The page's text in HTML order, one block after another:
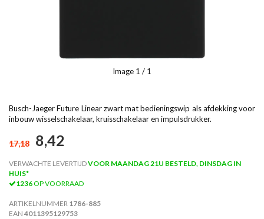
Image 1 / 1
Busch-Jaeger Future Linear zwart mat bedieningswip als afdekking voor
inbouw wisselschakelaar, kruisschakelaar en impulsdrukker.
17,18 8,42
VERWACHTE LEVERTIJDVOOR MAANDAG 21U BESTELD, DINSDAG IN
HUIS*
1236OP VOORRAAD
ARTIKELNUMMER 1786-885
EAN 4011395129753